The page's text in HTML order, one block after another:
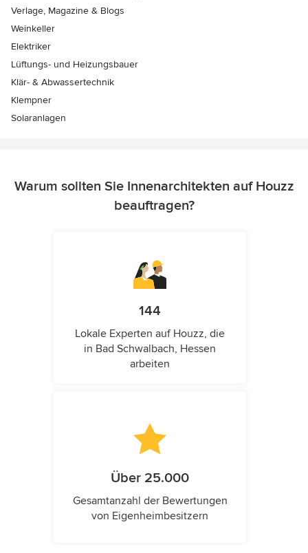
Verlage, Magazine & Blogs
Weinkeller
Elektriker
Lüftungs- und Heizungsbauer
Klär- & Abwassertechnik
Klempner
Solaranlagen
Warum sollten Sie Innenarchitekten auf Houzz
beauftragen?
144
Lokale Experten auf Houzz, die
in Bad Schwalbach, Hessen
arbeiten
Über 25.000
Gesamtanzahl der Bewertungen
von Eigenheimbesitzern